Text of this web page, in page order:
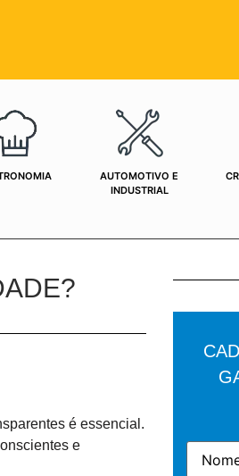
AUTOMOTIVO E
INDUSTRIAL
é essencial.
e